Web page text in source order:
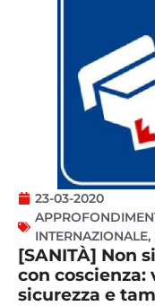
23-03-2020
INTERNAZIONALE,
[SANITÀ] Non
con
sicurezza e